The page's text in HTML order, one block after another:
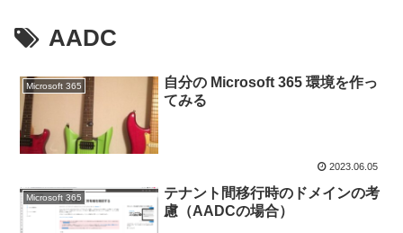
AADC
Microsoft 365
自分の Microsoft 365 環境を作っ
てみる
2023.06.05
Microsoft 365
テナント間移行時のドメインの考
慮（AADCの場合）